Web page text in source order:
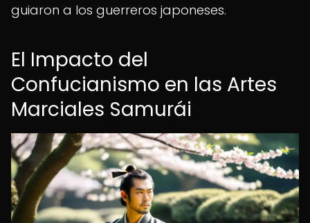
guiaron a los guerreros japoneses.
El Impacto del
Confucianismo en las Artes
Marciales Samurái